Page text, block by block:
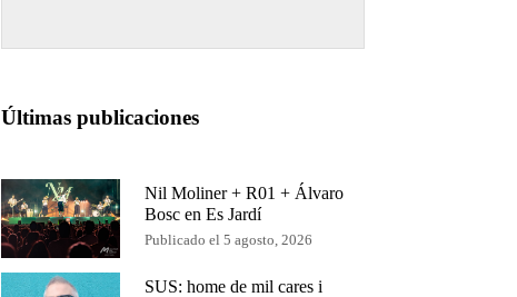
Últimas publicaciones
Nil Moliner + R01 + Álvaro
Bosc en Es Jardí
Publicado el 5 agosto, 2026
SUS: home de mil cares i